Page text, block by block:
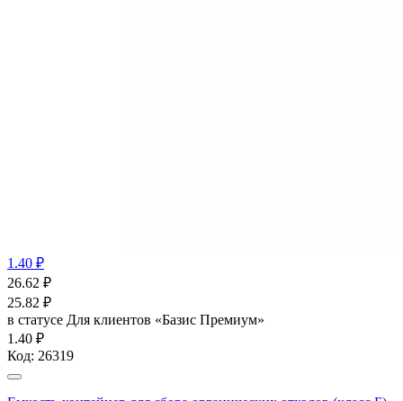
1.40 ₽
26.62 ₽
25.82 ₽
в статусе Для клиентов «Базис Премиум»
1.40 ₽
Код: 26319